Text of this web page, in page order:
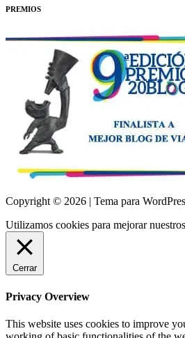
PREMIOS
Copyright © 2026 | Tema para
Utilizamos cookies para mejorar
Cerrar
Privacy Overview
This website uses cookies to improve